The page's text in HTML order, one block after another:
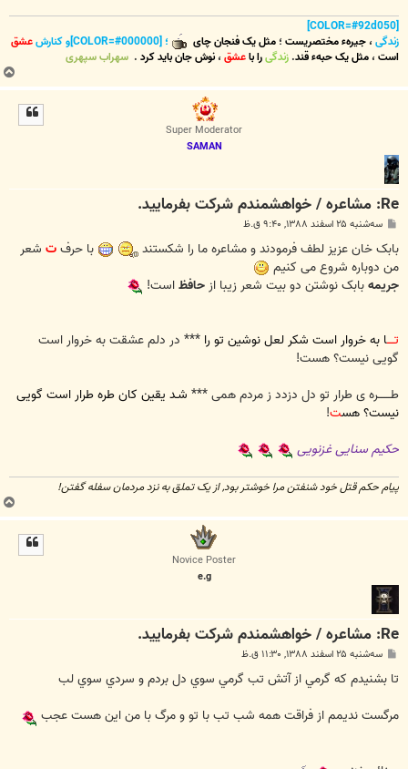
زندگی،جیرهء مختصریست؛مثل یک فنجان چای ؛ [COLOR=#000000]و کنارش
عشق
است،مثل یک حبهء قند. زندگیرا باعشق،نوش جانباید کرد. سهراب سپهری
ب
ا
Super Moderator
SAMAN
Re: مشاعره / خواهشمندم شرکت بفرماييد.
پ
ت
سه‌شنبه ۲۵ اسفند ۱۳۸۸, ۹:۴۰ ق.ظ
بابک خان عزیز لطف فرمودند و مشاعره ما را شکستند با حرفتشعر
من دوباره شروع می کنیم
جریمهبابک نوشتن دو بیت شعر زیبا ازحافظاست!
تــــا به خروار است شکر لعل نوشین تو را*** در دلم عشقت به خروار است
گویی نیست؟ هست!
طـــــــره ی طرار تو دل دزدد ز مردم همی *** شـد یقین کان طره طرار است گویی
نیست؟ هست!
حکیم سنایی غزنویی
پیام حکم قتل خود شنفتن مرا خوشتر بود, از یک تملق به نزد مردمان سفله گفتن!
ب
ا
Novice Poster
e.g
Re: مشاعره / خواهشمندم شرکت بفرماييد.
پ
ت
سه‌شنبه ۲۵ اسفند ۱۳۸۸, ۱۱:۳۰ ق.ظ
تا بشنيدم كه گرمي از آتش تب گرمي سوي دل بردم و سردي سوي لب
مرگست نديمم از فراقت همه شب تب با تو و مرگ با من اين هست عجب